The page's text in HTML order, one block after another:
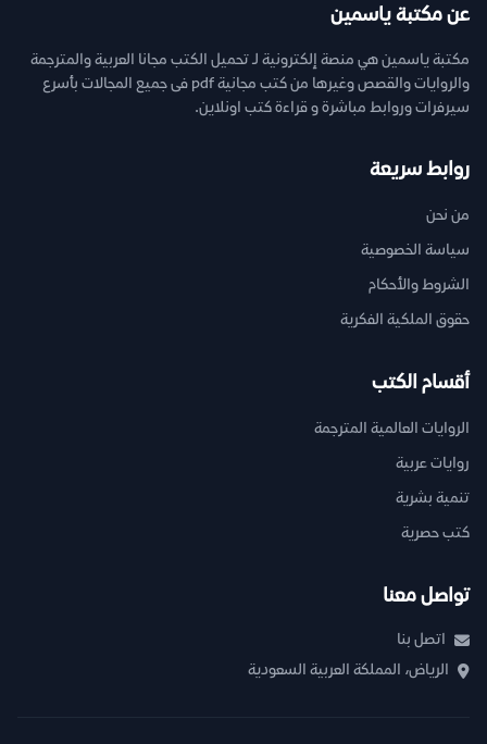
عن مكتبة ياسمين
مكتبة ياسمين هي منصة إلكترونية لـ تحميل الكتب مجانا العربية والمترجمة
والروايات والقصص وغيرها من كتب مجانية pdf فى جميع المجالات بأسرع
سيرفرات وروابط مباشرة و قراءة كتب اونلاين.
روابط سريعة
من نحن
سياسة الخصوصية
الشروط والأحكام
حقوق الملكية الفكرية
أقسام الكتب
الروايات العالمية المترجمة
روايات عربية
تنمية بشرية
كتب حصرية
تواصل معنا
اتصل بنا
الرياض، المملكة العربية السعودية